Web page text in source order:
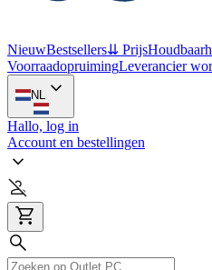
NieuwBestsellers⇊ Prijs
VoorraadopruimingLeverancier
NL
Hallo, log in
Account en bestellingen